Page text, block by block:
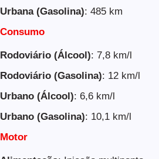
Urbana (Gasolina): 485 km
Consumo
Rodoviário (Álcool): 7,8 km/l
Rodoviário (Gasolina): 12 km/l
Urbano (Álcool): 6,6 km/l
Urbano (Gasolina): 10,1 km/l
Motor